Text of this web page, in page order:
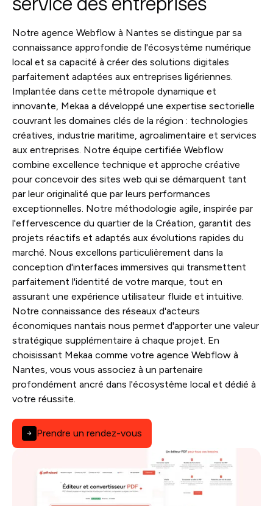
service des entreprises
Notre agence Webflow à Nantes se distingue par sa
connaissance approfondie de l'écosystème numérique
local et sa capacité à créer des solutions digitales
parfaitement adaptées aux entreprises ligériennes.
Implantée dans cette métropole dynamique et
innovante, Mekaa a développé une expertise sectorielle
couvrant les domaines clés de la région : technologies
créatives, industrie maritime, agroalimentaire et services
aux entreprises. Notre équipe certifiée Webflow
combine excellence technique et approche créative
pour concevoir des sites web qui se démarquent tant
par leur originalité que par leurs performances
exceptionnelles. Notre méthodologie agile, inspirée par
l'effervescence du quartier de la Création, garantit des
projets réactifs et adaptés aux évolutions rapides du
marché. Nous excellons particulièrement dans la
conception d'interfaces immersives qui transmettent
parfaitement l'identité de votre marque, tout en
assurant une expérience utilisateur fluide et intuitive.
Notre connaissance des réseaux d'acteurs
économiques nantais nous permet d'apporter une valeur
stratégique supplémentaire à chaque projet. En
choisissant Mekaa comme votre agence Webflow à
Nantes, vous vous associez à un partenaire
profondément ancré dans l'écosystème local et dédié à
votre réussite.
Prendre un rendez-vous